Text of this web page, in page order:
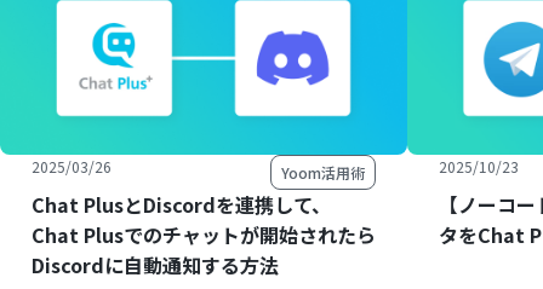
2025/03/26 Yoom活用術
Chat PlusとDiscordを連携して、
Chat Plusでのチャットが開始されたら
Discordに自動通知する方法
2025/10/23
【ノーコ
タをChat